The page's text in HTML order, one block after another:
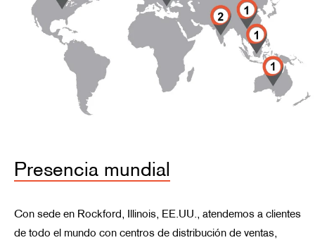
Presencia mundial
Con sede en Rockford, Illinois, EE.UU., atendemos a clientes
de todo el mundo con centros de distribución de ventas,